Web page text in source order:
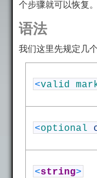
个步骤就可以恢复。
语法
我们这里先规定几
<valid
<optional
<string>